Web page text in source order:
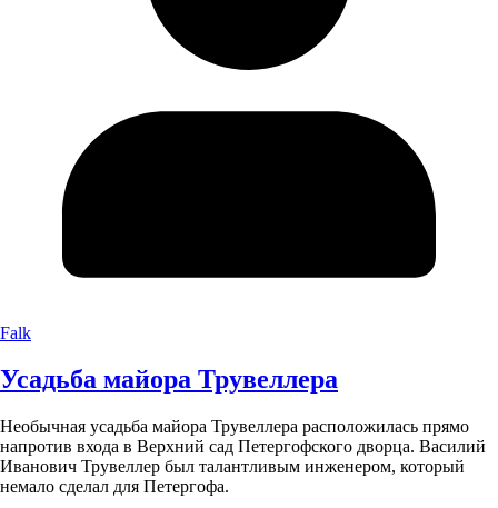
Falk
Усадьба майора Трувеллера
Необычная усадьба майора Трувеллера расположилась прямо
напротив входа в Верхний сад Петергофского дворца. Василий
Иванович Трувеллер был талантливым инженером, который
немало сделал для Петергофа.